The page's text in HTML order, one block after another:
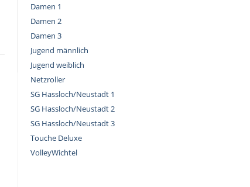
Damen 1
Damen 2
Damen 3
Jugend männlich
Jugend weiblich
Netzroller
SG Hassloch/Neustadt 1
SG Hassloch/Neustadt 2
SG Hassloch/Neustadt 3
Touche Deluxe
VolleyWichtel